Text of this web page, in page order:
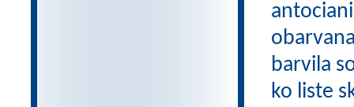
barvila
ko liste